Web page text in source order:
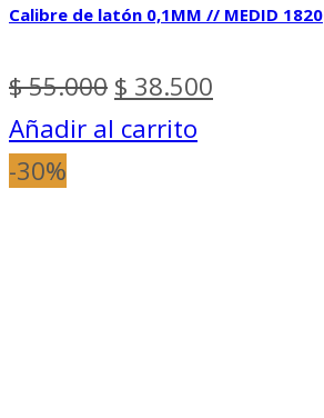
Calibre de latón 0,1MM // MEDID 1820
$55.000 El
precio
$ 38.500
Añadir al carrito
-30%